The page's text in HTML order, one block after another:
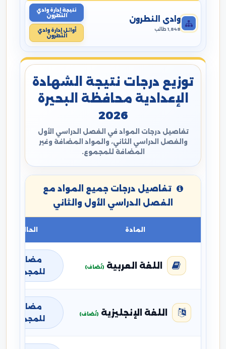
وادي النطرون
1,848 طالب
نتيجة إدارة وادي
النطرون
أوائل إدارة وادي
النطرون
توزيع درجات نتيجة الشهادة
الإعدادية محافظة البحيرة
2026
تفاصيل درجات المواد في الفصل الدراسي الأول
والفصل الدراسي الثاني، والمواد المضافة وغير
المضافة للمجموع.
تفاصيل درجات جميع المواد مع
الفصل الدراسي الأول والثاني
المادة الحالة
اللغة العربية (تُضاف)
مضافة
للمجموع
اللغة الإنجليزية (تُضاف)
مضافة
للمجموع